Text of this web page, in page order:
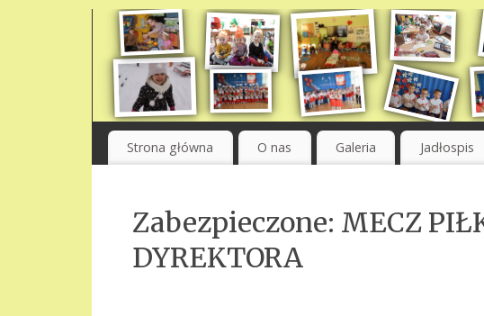
Strona główna O nas Galeria Jadłospis
Zabezpieczone: MECZ
DYREKTORA